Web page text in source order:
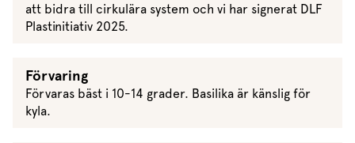
att bidra till cirkulära system och vi har signerat DLF
Plastinitiativ 2025.
Förvaring
Förvaras bäst i 10-14 grader. Basilika är känslig för
kyla.